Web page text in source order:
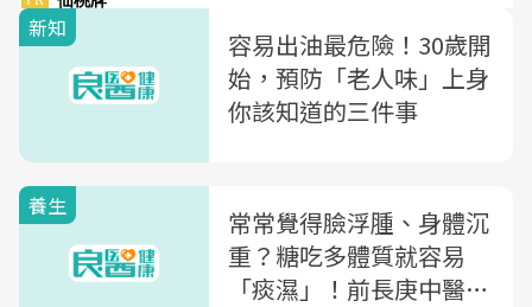
新知
容易出油最危險！30歲開
始，預防「老人味」上身
你該知道的三件事
養生
常常覺得臉浮腫、身體沉
重？糖吃多體質就容易
「痰濕」！前長庚中醫師